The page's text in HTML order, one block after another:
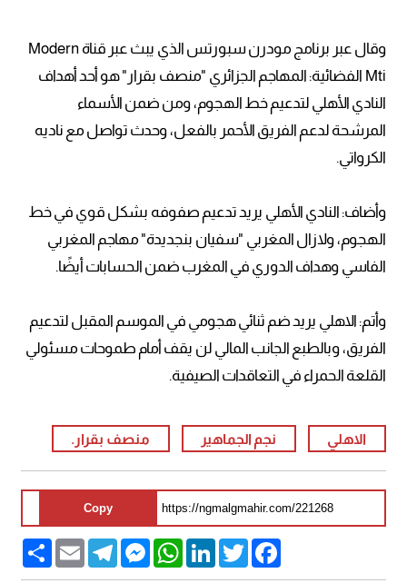
وقال عبر برنامج مودرن سبورتس الذي يبث عبر قناة Modern
Mti الفضائية: المهاجم الجزائري "منصف بقرار" هو أحد أهداف
النادي الأهلي لتدعيم خط الهجوم، ومن ضمن الأسماء
المرشحة لدعم الفريق الأحمر بالفعل، وحدث تواصل مع ناديه
الكرواتي.
وأضاف: النادي الأهلي يريد تدعيم صفوفه بشكل قوي في خط
الهجوم، ولازال المغربي "سفيان بنجديدة" مهاجم المغربي
الفاسي وهداف الدوري في المغرب ضمن الحسابات أيضًا.
وأتم: الاهلي يريد ضم ثنائي هجومي في الموسم المقبل لتدعيم
الفريق، وبالطبع الجانب المالي لن يقف أمام طموحات مسئولي
القلعة الحمراء في التعاقدات الصيفية.
الاهلي نجم الجماهير منصف بقرار.
Copy
Share Email
TelegramMessengerWhatsAppLinkedInTwitter
Facebook